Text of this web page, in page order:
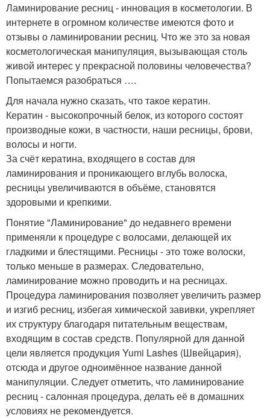
Ламинирование ресниц - инновация в косметологии. В
интернете в огромном количестве имеются фото и
отзывы о ламинировании ресниц. Что же это за новая
косметологическая манипуляция, вызывающая столь
живой интерес у прекрасной половины человечества?
Попытаемся разобраться ….
Для начала нужно сказать, что такое кератин.
Кератин - высокопрочный белок, из которого состоят
производные кожи, в частности, наши ресницы, брови,
волосы и ногти.
За счёт кератина, входящего в состав для
ламинирования и проникающего вглубь волоска,
ресницы увеличиваются в объёме, становятся
здоровыми и крепкими.
Понятие "Ламинирование" до недавнего времени
применяли к процедуре с волосами, делающей их
гладкими и блестящими. Ресницы - это тоже волоски,
только меньше в размерах. Следовательно,
ламинирование можно проводить и на ресницах.
Процедура ламинирования позволяет увеличить размер
и изгиб ресниц, избегая химической завивки, укрепляет
их структуру благодаря питательным веществам,
входящим в состав средств. Популярной для данной
цели является продукция Yumi Lashes (Швейцария),
отсюда и другое одноимённое название данной
манипуляции. Следует отметить, что ламинирование
ресниц - салонная процедура, делать её в домашних
условиях не рекомендуется.